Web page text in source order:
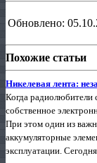
Обновлено:
Похожие статьи
Никелевая лента:
Когда радиолюбители
собственное
При этом один из
аккумуляторные
эксплуатации.